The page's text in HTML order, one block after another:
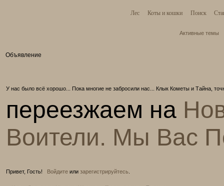
Лес Коты и кошки Поиск
Активные темы
Объявление
У нас было всё хорошо... Пока многие не забросили нас... Клык Кометы и Тайна,
переезжаем на
Воители. Мы Вас
Привет, Гость! Войдитеили зарегистрируйтесь